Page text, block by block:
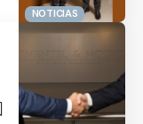
NOTICIAS